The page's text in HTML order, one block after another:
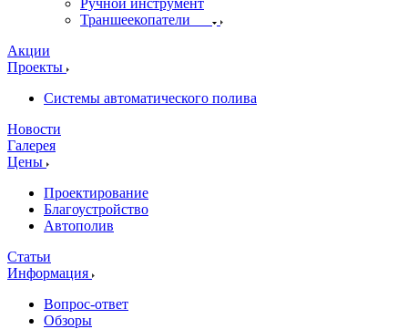
Ручной инструмент
Траншеекопатели
Акции
Проекты
Системы автоматического полива
Новости
Галерея
Цены
Проектирование
Благоустройство
Автополив
Статьи
Информация
Вопрос-ответ
Обзоры